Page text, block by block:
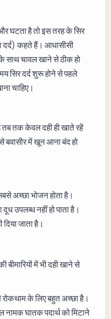
घटता है तो इस तरह के सिर
दर्द) कहते हैं। आधासीसी
साथ चावल खाने से ठीक हो
सिर दर्द शुरू होने से पहले
चाहिए।
तक केवल दही ही खाते रहें
बवासीर में खून आना बंद हो
अच्छा भोजन होता है।
दूध उपलब्ध नहीं हो पाता है।
जाता है।
बीमारियों में भी दही खाने से
के लिए बहुत अच्छा है।
घातक पदार्थ को मिटाने